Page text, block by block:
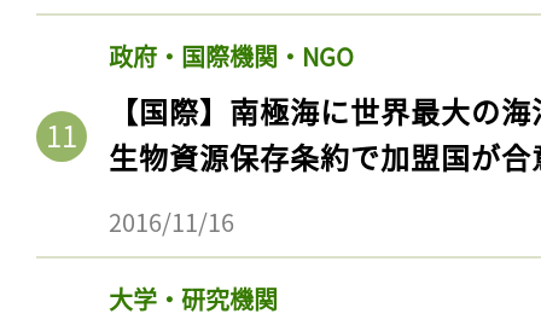
政府・国際機関・NGO
【国際】南極海に世界最大の
生物資源保存条約で加盟国が合
2016/11/16
大学・研究機関